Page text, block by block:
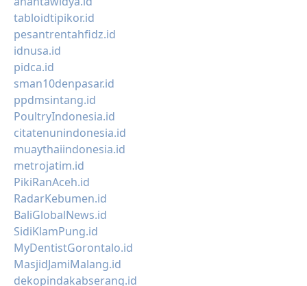
tabloidtipikor.id
pesantrentahfidz.id
idnusa.id
pidca.id
sman10denpasar.id
ppdmsintang.id
PoultryIndonesia.id
citatenunindonesia.id
muaythaiindonesia.id
metrojatim.id
PikiRanAceh.id
RadarKebumen.id
BaliGlobalNews.id
SidiKlamPung.id
MyDentistGorontalo.id
MasjidJamiMalang.id
dekopindakabserang.id